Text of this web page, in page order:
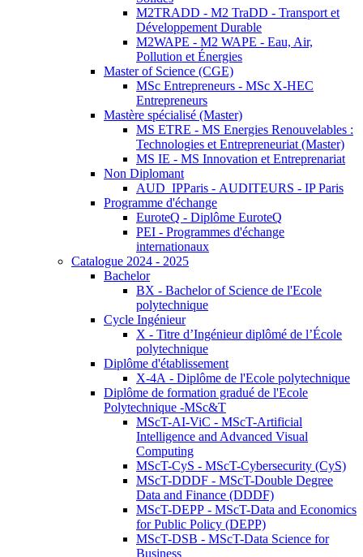
M2TRADD - M2 TraDD - Transport et
Développement Durable
M2WAPE - M2 WAPE - Eau, Air,
Pollution et Énergies
Master of Science (CGE)
MSc Entrepreneurs - MSc X-HEC
Entrepreneurs
Mastère spécialisé (Master)
MS ETRE - MS Energies Renouvelables :
Technologies et Entrepreneuriat (Master)
MS IE - MS Innovation et Entreprenariat
Non Diplomant
AUD_IPParis - AUDITEURS - IP Paris
Programme d'échange
EuroteQ - Diplôme EuroteQ
PEI - Programmes d'échange
internationaux
Catalogue 2024 - 2025
Bachelor
BX - Bachelor of Science de l'Ecole
polytechnique
Cycle Ingénieur
X - Titre d’Ingénieur diplômé de l’École
polytechnique
Diplôme d'établissement
X-4A - Diplôme de l'Ecole polytechnique
Diplôme de formation gradué de l'Ecole
Polytechnique -MSc&T
MScT-AI-ViC - MScT-Artificial
Intelligence and Advanced Visual
Computing
MScT-CyS - MScT-Cybersecurity (CyS)
MScT-DDDF - MScT-Double Degree
Data and Finance (DDDF)
MScT-DEPP - MScT-Data and Economics
for Public Policy (DEPP)
MScT-DSB - MScT-Data Science for
Business